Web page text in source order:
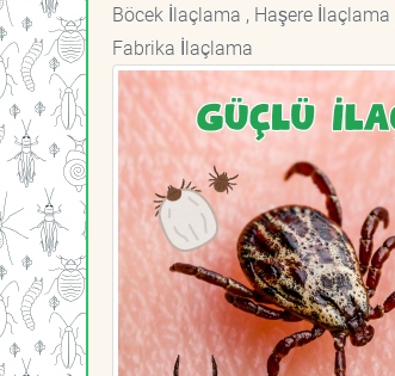
Böcek İlaçlama , Haşere
Fabrika İlaçlama